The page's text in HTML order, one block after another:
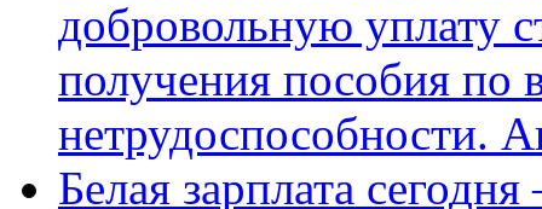
добровольную уплату
получения пособия по
нетрудоспособности.
Белая зарплата